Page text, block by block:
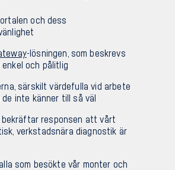
och dess
-lösningen, som beskrevs
enkel och pålitlig
särskilt värdefulla vid arbete
inte känner till så väl
bekräftar responsen att vårt
verkstadsnära diagnostik är
som besökte vår monter och